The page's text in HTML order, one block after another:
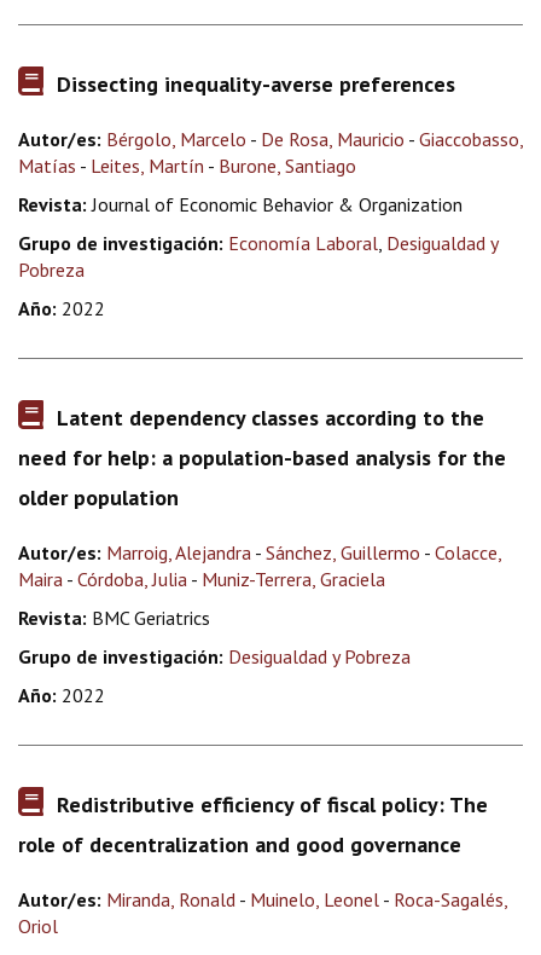
Dissecting inequality-averse preferences
Autor/es: Bérgolo, Marcelo - De Rosa, Mauricio - Giaccobasso,
Matías - Leites, Martín - Burone, Santiago
Revista: Journal of Economic Behavior & Organization
Grupo de investigación: Economía Laboral, Desigualdad y
Pobreza
Año: 2022
Latent dependency classes according to the
need for help: a population-based analysis for the
older population
Autor/es: Marroig, Alejandra - Sánchez, Guillermo - Colacce,
Maira - Córdoba, Julia - Muniz-Terrera, Graciela
Revista: BMC Geriatrics
Grupo de investigación: Desigualdad y Pobreza
Año: 2022
Redistributive efficiency of fiscal policy: The
role of decentralization and good governance
Autor/es: Miranda, Ronald - Muinelo, Leonel - Roca-Sagalés,
Oriol